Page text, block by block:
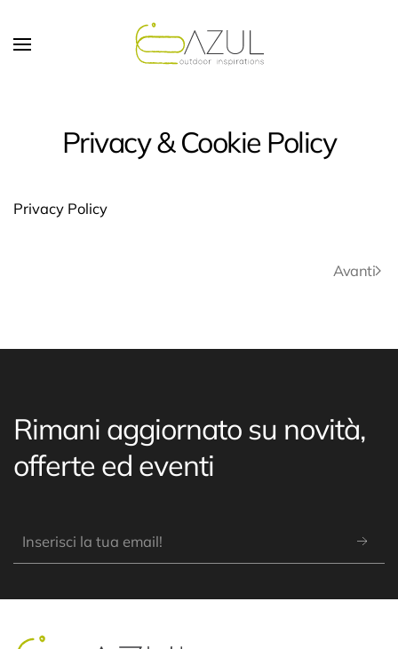
Skip to main content
Privacy & Cookie Policy
Privacy Policy
Avanti
Rimani aggiornato su novità,
offerte ed eventi